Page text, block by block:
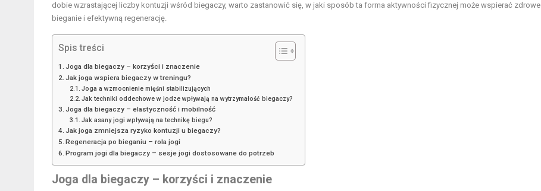
dobie wzrastającej liczby kontuzji wśród biegaczy, warto zastanowić się, w jaki sposób ta forma aktywności fizycznej może wspierać zdrowe
bieganie i efektywną regenerację.
Spis treści
Joga dla biegaczy – korzyści i znaczenie
Jak joga wspiera biegaczy w treningu?
Joga a wzmocnienie mięśni stabilizujących
Jak techniki oddechowe w jodze wpływają na wytrzymałość biegaczy?
Joga dla biegaczy – elastyczność i mobilność
Jak asany jogi wpływają na technikę biegu?
Jak joga zmniejsza ryzyko kontuzji u biegaczy?
Regeneracja po bieganiu – rola jogi
Program jogi dla biegaczy – sesje jogi dostosowane do potrzeb
Joga dla biegaczy – korzyści i znaczenie